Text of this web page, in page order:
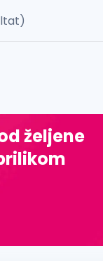
đ, ž, dž)
željene